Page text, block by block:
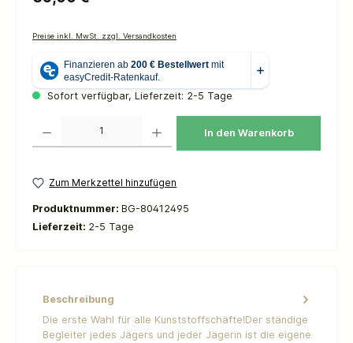
Preise inkl. MwSt. zzgl. Versandkosten
Sofort verfügbar, Lieferzeit: 2-5 Tage
In den Warenkorb
Zum Merkzettel hinzufügen
Produktnummer: BG-80412495
Lieferzeit: 2-5 Tage
Beschreibung
Die erste Wahl für alle Kunststoffschäfte!Der ständige
Begleiter jedes Jägers und jeder Jägerin ist die eigene